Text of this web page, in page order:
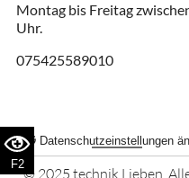
F2
Montag bis Freitag
Uhr.
075425589010
Datenschutzeinstellungen
© 2025 technik Lieben.